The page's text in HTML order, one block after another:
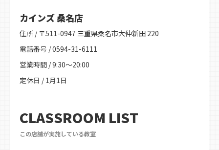
カインズ 桑名店
住所 / 〒511-0947 三重県桑名市大仲新田 220
電話番号 / 0594-31-6111
営業時間 / 9:30～20:00
定休日 / 1月1日
CLASSROOM LIST
この店舗が実施している教室